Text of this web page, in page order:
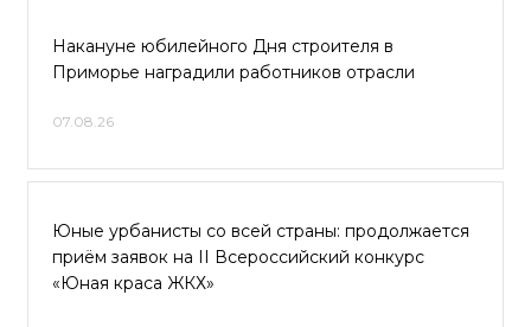
Накануне юбилейного Дня строителя в
Приморье наградили работников отрасли
07.08.26
Юные урбанисты со всей страны: продолжается
приём заявок на II Всероссийский конкурс
«Юная краса ЖКХ»